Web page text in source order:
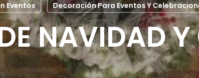
Eventos Decoración Para Eventos Y
NAVIDAD